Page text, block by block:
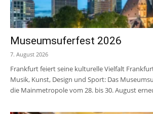
Museumsuferfest 2026
7. August 2026
Frankfurt feiert seine kulturelle Vielfalt Frankfurt
Musik, Kunst, Design und Sport: Das
die Mainmetropole vom 28. bis 30. August